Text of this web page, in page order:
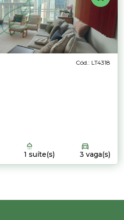
Cód.: LT4318
1 suíte(s) 3 vaga(s)